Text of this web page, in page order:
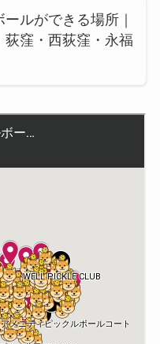
ルができる場所｜
窪・西荻窪・永福